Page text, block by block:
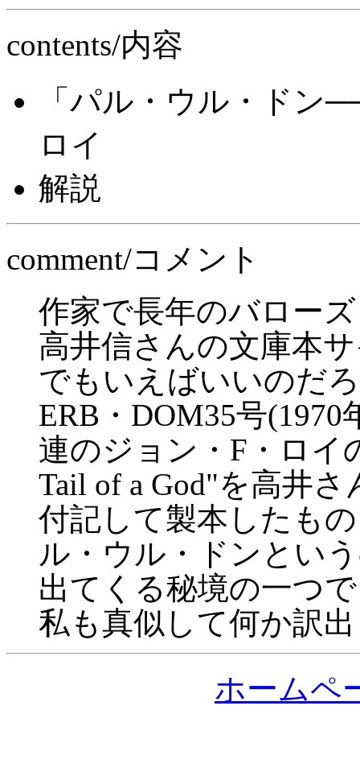
contents/内容
「パル・ウル・ドン
ロイ
解説
comment/コメント
作家で長年のバロー
高井信さんの文庫本
でもいえばいいのだ
ERB・DOM35号
連のジョン・F・ロイ
Tail of a God"を高井
付記して製本したも
ル・ウル・ドンとい
出てくる秘境の一つ
私も真似して何か訳
ホームペ